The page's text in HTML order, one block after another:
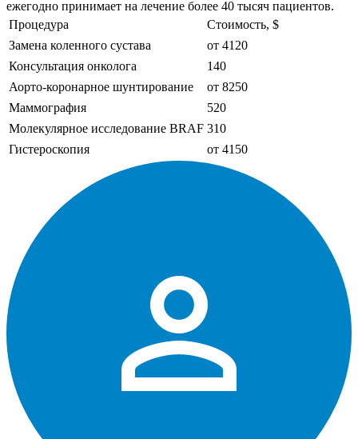
ежегодно принимает на лечение более 40 тысяч пациентов.
Процедура
Стоимость, $
Замена коленного сустава
от 4120
Консультация онколога
140
Аорто-коронарное шунтирование
от 8250
Маммография
520
Молекулярное исследование BRAF 310
Гистероскопия
от 4150